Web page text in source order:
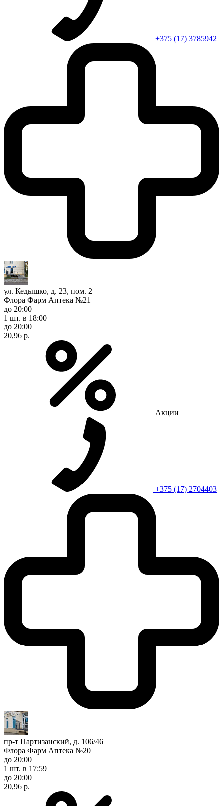
+375 (17) 3785942
ул. Кедышко, д. 23, пом. 2
Флора Фарм Аптека №21
до 20:00
1 шт. в 18:00
до 20:00
20,96 р.
Акции
+375 (17) 2704403
пр-т Партизанский, д. 106/46
Флора Фарм Аптека №20
до 20:00
1 шт. в 17:59
до 20:00
20,96 р.